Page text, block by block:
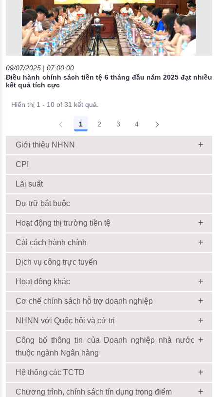
09/07/2025 | 07:00:00
Điều hành chính sách tiền tệ 6 tháng đầu năm 2025 đạt nhiều
kết quả tích cực
Hiển thị 1 - 10 of 31 kết quả.
1 2 3 4
Giới thiệu NHNN
CPI
Lãi suất
Dự trữ bắt buộc
Hoạt động thị trường tiền tệ
Cải cách hành chính
Dịch vụ công trực tuyến
Hoạt động khác
Cơ chế chính sách hỗ trợ doanh nghiệp
NHNN với Quốc hội và cử tri
Công bố thông tin của Doanh nghiệp nhà nước
thuộc ngành Ngân hàng
Hệ thống các TCTD
Chương trình, chính sách tín dụng trọng điểm